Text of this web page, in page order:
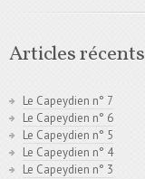
Articles récents
Le Capeydien n° 7
Le Capeydien n° 6
Le Capeydien n° 5
Le Capeydien n° 4
Le Capeydien n° 3